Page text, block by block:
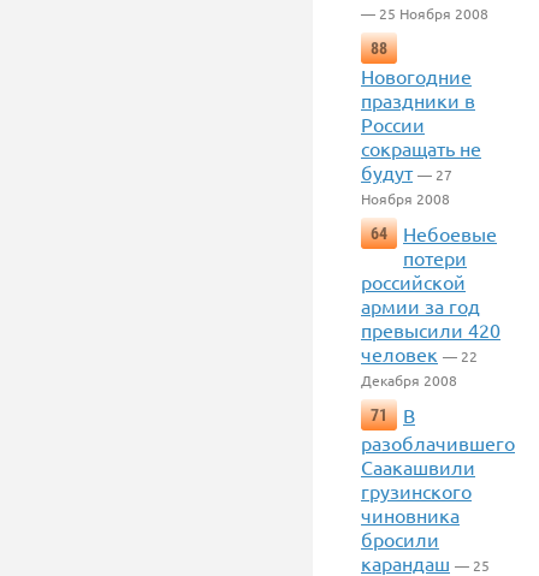
— 25 Ноября 2008
88
Новогодние
праздники в
России
сокращать не
будут — 27
Ноября 2008
64
Небоевые
потери
российской
армии за год
превысили 420
человек — 22
Декабря 2008
71
В
разоблачившего
Саакашвили
грузинского
чиновника
бросили
карандаш — 25